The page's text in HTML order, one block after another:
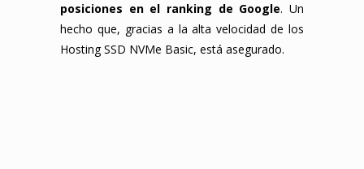
posiciones en el ranking de Google. Un
hecho que, gracias a la alta velocidad de los
Hosting SSD NVMe Basic, está asegurado.